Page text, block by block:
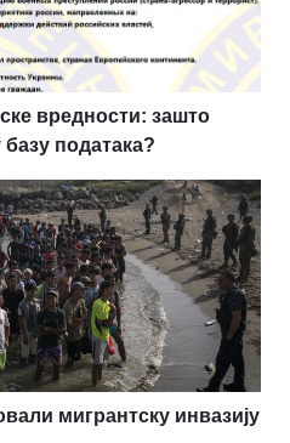
вредности: зашто
података?
мигрантску инвазију